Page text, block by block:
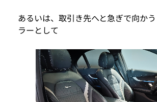
あるいは、取引き先へと急ぎで向か
ラーとして